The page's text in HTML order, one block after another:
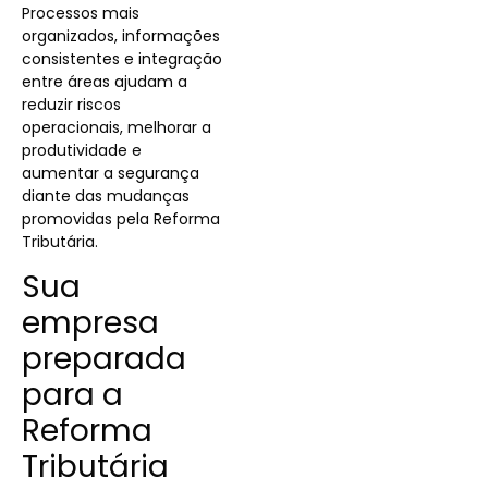
Processos mais
organizados, informações
consistentes e integração
entre áreas ajudam a
reduzir riscos
operacionais, melhorar a
produtividade e
aumentar a segurança
diante das mudanças
promovidas pela Reforma
Tributária.
Sua
empresa
preparada
para a
Reforma
Tributária